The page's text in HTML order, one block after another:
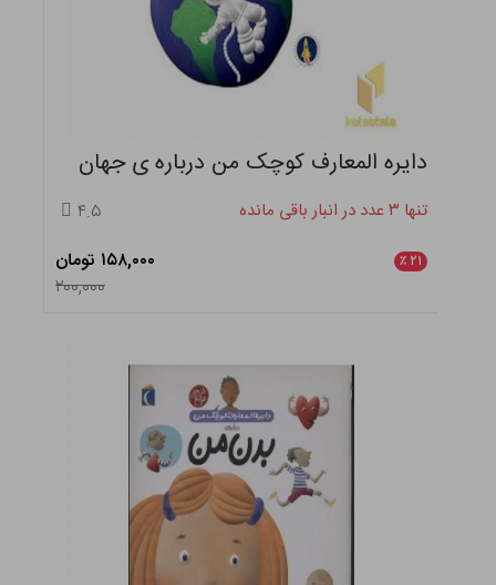
دایره المعارف کوچک من درباره ی جهان
تنها ۳ عدد در انبار باقی مانده ۴.۵
۲۱ ٪
۱۵۸,۰۰۰ تومان
۲۰۰,۰۰۰